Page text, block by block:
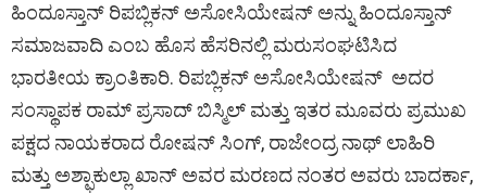
o
o
k
t
A
p
p
g
er
n
k
t
ಹಿಂದೂಸ್ತಾನ್ ರಿಪಬ್ಲಿಕನ್ ಅಸೋಸಿಯೇಷನ್ ​​ಅನ್ನು ಹಿಂದೂಸ್ತಾನ್
ಸಮಾಜವಾದಿ ಎಂಬ ಹೊಸ ಹೆಸರಿನಲ್ಲಿ ಮರುಸಂಘಟಿಸಿದ
ಭಾರತೀಯ ಕ್ರಾಂತಿಕಾರಿ. ರಿಪಬ್ಲಿಕನ್ ಅಸೋಸಿಯೇಷನ್ ​​ ಅದರ
ಸಂಸ್ಥಾಪಕ ರಾಮ್ ಪ್ರಸಾದ್ ಬಿಸ್ಮಿಲ್ ಮತ್ತು ಇತರ ಮೂವರು ಪ್ರಮುಖ
ಪಕ್ಷದ ನಾಯಕರಾದ ರೋಷನ್ ಸಿಂಗ್, ರಾಜೇಂದ್ರ ನಾಥ್ ಲಾಹಿರಿ
ಮತ್ತು ಅಶ್ಫಾಕುಲ್ಲಾ ಖಾನ್ ಅವರ ಮರಣದ ನಂತರ ಅವರು ಬಾದರ್ಕಾ,